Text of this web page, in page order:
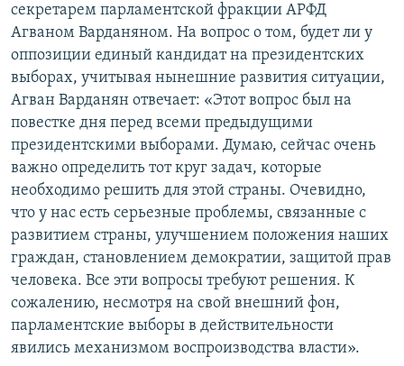
поиску
НАГОРНЫЙ КАРАБАХ
СПОРТ
Հայերեն
English
Русский
Все сайты Радио Азатутюн
секретарем парламентской фракции АРФД
Агваном Варданяном. На вопрос о том, будет ли у
оппозиции единый кандидат на президентских
выборах, учитывая нынешние развития ситуации,
Агван Варданян отвечает: «Этот вопрос был на
повестке дня перед всеми предыдущими
президентскими выборами. Думаю, сейчас очень
важно определить тот круг задач, которые
необходимо решить для этой страны. Очевидно,
что у нас есть серьезные проблемы, связанные с
развитием страны, улучшением положения наших
граждан, становлением демократии, защитой прав
человека. Все эти вопросы требуют решения. К
сожалению, несмотря на свой внешний фон,
парламентские выборы в действительности
явились механизмом воспроизводства власти».